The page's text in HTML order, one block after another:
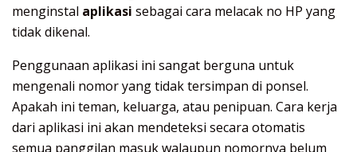
menginstal aplikasi sebagai cara melacak no HP yang
tidak dikenal.
Penggunaan aplikasi ini sangat berguna untuk
mengenali nomor yang tidak tersimpan di ponsel.
Apakah ini teman, keluarga, atau penipuan. Cara kerja
dari aplikasi ini akan mendeteksi secara otomatis
semua panggilan masuk walaupun nomornya belum